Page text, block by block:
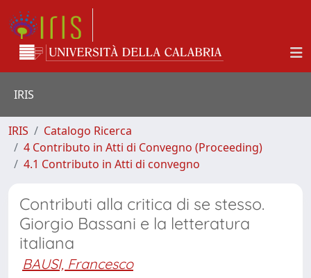
IRIS
IRIS
Catalogo Ricerca
4 Contributo in Atti di Convegno (Proceeding)
4.1 Contributo in Atti di convegno
Contributi alla critica di se stesso.
Giorgio Bassani e la letteratura
italiana
BAUSI, Francesco